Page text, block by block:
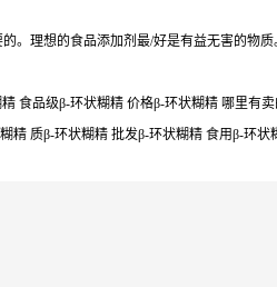
。理想的食品添加剂最/好是有益无害的物
食品级β-环状糊精 价格β-环状糊精 哪里有
精 质β-环状糊精 批发β-环状糊精 食用β-环